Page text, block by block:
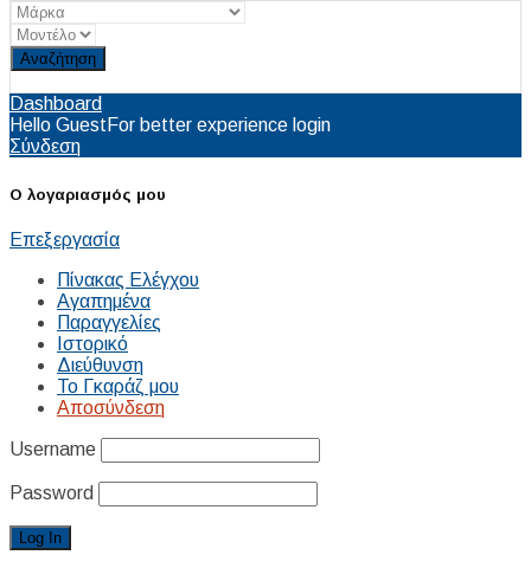
Dashboard
Hello Guest For better experience login
Σύνδεση
Ο λογαριασμός μου
Επεξεργασία
Πίνακας Ελέγχου
Αγαπημένα
Παραγγελίες
Ιστορικό
Διεύθυνση
Το Γκαράζ μου
Αποσύνδεση
Username
Password